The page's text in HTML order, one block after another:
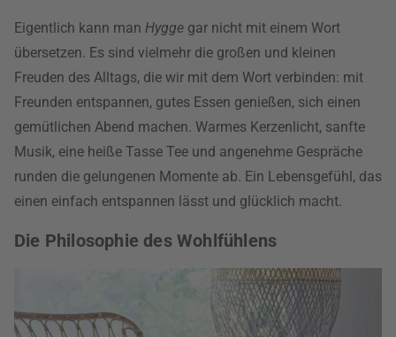
Eigentlich kann man Hygge gar nicht mit einem Wort
übersetzen. Es sind vielmehr die großen und kleinen
Freuden des Alltags, die wir mit dem Wort verbinden: mit
Freunden entspannen, gutes Essen genießen, sich einen
gemütlichen Abend machen. Warmes Kerzenlicht, sanfte
Musik, eine heiße Tasse Tee und angenehme Gespräche
runden die gelungenen Momente ab. Ein Lebensgefühl, das
einen einfach entspannen lässt und glücklich macht.
Die Philosophie des Wohlfühlens